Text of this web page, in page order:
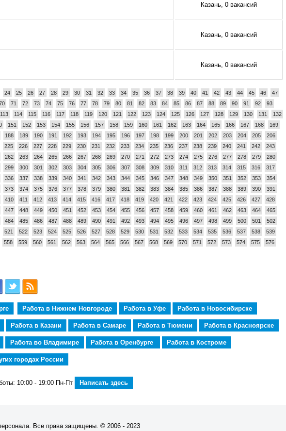
Казань, 0 вакансий
Казань, 0 вакансий
Казань, 0 вакансий
24 25 26 27 28 29 30 31 32 33 34 35 36 37 38 39 40 41 42 43 44 45 46
47
71 72 73 74 75 76 77 78 79 80 81 82 83 84 85 86 87 88 89 90 91 92
93
113 114 115 116 117 118 119 120 121 122 123 124 125 126 127 128 129 130 131
132
151 152 153 154 155 156 157 158 159 160 161 162 163 164 165 166 167 168
169
188 189 190 191 192 193 194 195 196 197 198 199 200 201 202 203 204 205
206
225 226 227 228 229 230 231 232 233 234 235 236 237 238 239 240 241 242
243
262 263 264 265 266 267 268 269 270 271 272 273 274 275 276 277 278 279
280
299 300 301 302 303 304 305 306 307 308 309 310 311 312 313 314 315 316
317
336 337 338 339 340 341 342 343 344 345 346 347 348 349 350 351 352 353
354
373 374 375 376 377 378 379 380 381 382 383 384 385 386 387 388 389 390
391
410 411 412 413 414 415 416 417 418 419 420 421 422 423 424 425 426 427
428
447 448 449 450 451 452 453 454 455 456 457 458 459 460 461 462 463 464
465
484 485 486 487 488 489 490 491 492 493 494 495 496 497 498 499 500 501
502
521 522 523 524 525 526 527 528 529 530 531 532 533 534 535 536 537 538
539
558 559 560 561 562 563 564 565 566 567 568 569 570 571 572 573 574 575
576
Работа в Нижнем Новгороде Работа в Уфе Работа в Новосибирске
Работа в Казани Работа в Самаре Работа в Тюмени Работа в Красноярске
Работа во Владимире Работа в Оренбурге Работа в Костроме
городах России
10:00 - 19:00 Пн-Пт Написать здесь
Все права защищены. © 2006 - 2023